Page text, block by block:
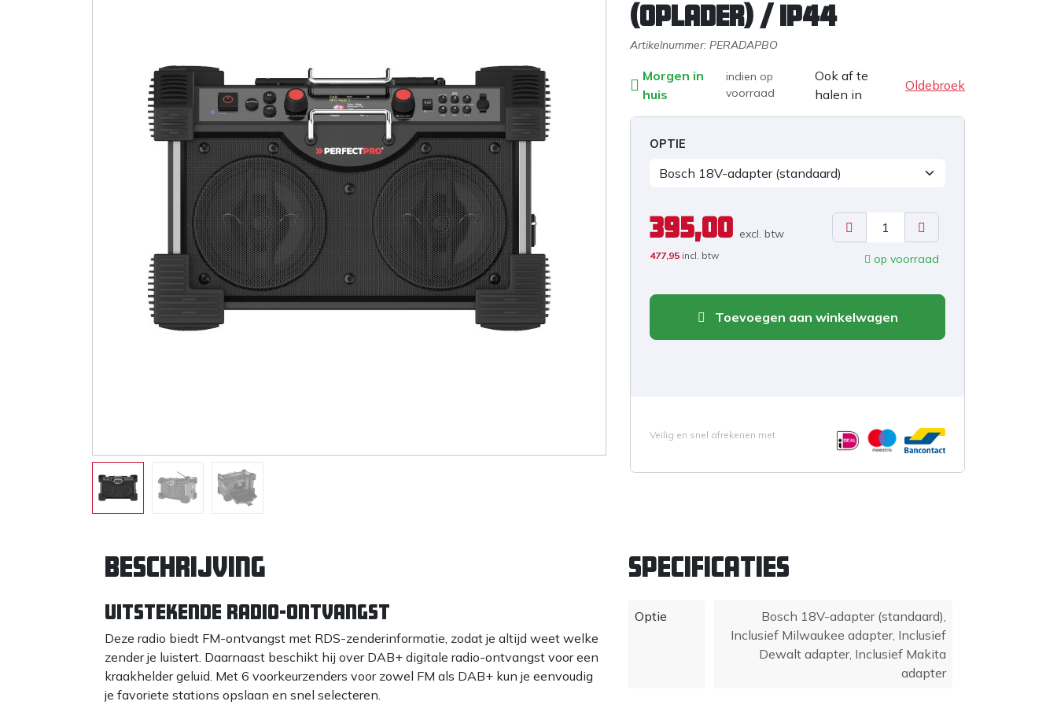
(oplader) / IP44
Artikelnummer: PERADAPBO
Morgen in
huis
indien op
voorraad
Ook af te
halen in
Oldebroek
OPTIE
395,00 excl. btw
477,95 incl. btw op voorraad
Toevoegen aan winkelwagen
Veilig en snel afrekenen met
Beschrijving
Uitstekende Radio-ontvangst
Deze radio biedt FM-ontvangst met RDS-zenderinformatie, zodat je altijd weet welke
zender je luistert. Daarnaast beschikt hij over DAB+ digitale radio-ontvangst voor een
kraakhelder geluid. Met 6 voorkeurzenders voor zowel FM als DAB+ kun je eenvoudig
je favoriete stations opslaan en snel selecteren.
Specificaties
Optie Bosch 18V-adapter (standaard)
Inclusief Milwaukee adapter, Inclusief
Dewalt adapter, Inclusief Makita
adapter